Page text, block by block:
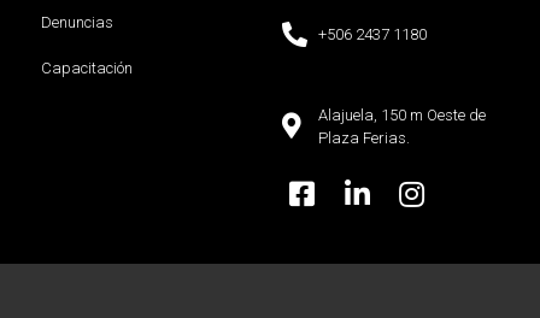
Denuncias
Capacitación
+506 2437 1180
Alajuela, 150 m Oeste de
Plaza Ferias.